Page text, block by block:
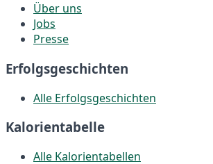
Über uns
Jobs
Presse
Erfolgsgeschichten
Alle Erfolgsgeschichten
Kalorientabelle
Alle Kalorientabellen